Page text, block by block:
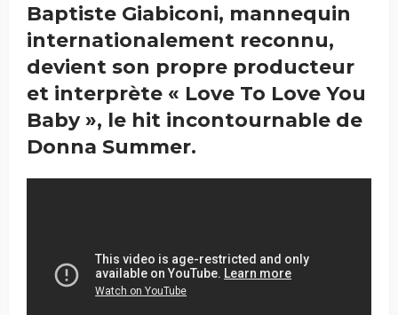
Baptiste Giabiconi, mannequin
internationalement reconnu,
devient son propre producteur
et interprète « Love To Love You
Baby », le hit incontournable de
Donna Summer.